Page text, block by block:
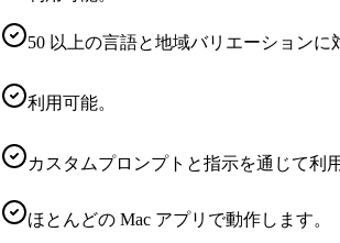
50 以上の言語と地域バリエーションに
利用可能。
カスタムプロンプトと指示を通じて利
ほとんどの Mac アプリで動作します。